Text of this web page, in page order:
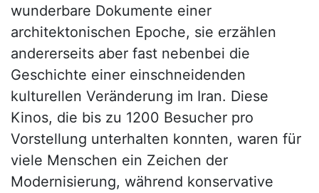
wunderbare Dokumente einer
architektonischen Epoche, sie erzählen
andererseits aber fast nebenbei die
Geschichte einer einschneidenden
kulturellen Veränderung im Iran. Diese
Kinos, die bis zu 1200 Besucher pro
Vorstellung unterhalten konnten, waren für
viele Menschen ein Zeichen der
Modernisierung, während konservative